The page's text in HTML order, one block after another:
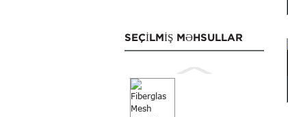
SEÇILMIŞ MƏHSULLAR